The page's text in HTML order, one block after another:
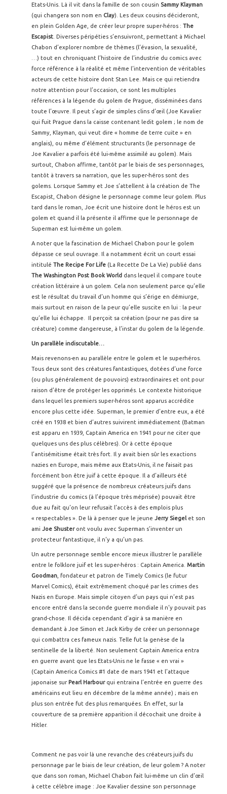
Etats-Unis. Là il vit dans la famille de son cousin Sammy Klayman
(qui changera son nom en Clay). Les deux cousins décideront,
en plein Golden Age, de créer leur propre super-héros : The
Escapist . Diverses péripéties s’ensuivront, permettant à Michael
Chabon d’explorer nombre de thèmes (l’évasion, la sexualité,
…) tout en chroniquant l’histoire de l’industrie du comics avec
force référence à la réalité et même l’intervention de véritables
acteurs de cette histoire dont Stan Lee. Mais ce qui retiendra
notre attention pour l’occasion, ce sont les multiples
références à la légende du golem de Prague, disséminées dans
toute l’œuvre. Il peut s’agir de simples clins d’œil (Joe Kavalier
qui fuit Prague dans la caisse contenant ledit golem ; le nom de
Sammy, Klayman, qui veut dire « homme de terre cuite » en
anglais), ou même d’élément structurants (le personnage de
Joe Kavalier a parfois été lui-même assimilé au golem). Mais
surtout, Chabon affirme, tantôt par le biais de ses personnages,
tantôt à travers sa narration, que les super-héros sont des
golems. Lorsque Sammy et Joe s’attellent à la création de The
Escapist, Chabon désigne le personnage comme leur golem. Plus
tard dans le roman, Joe écrit une histoire dont le héros est un
golem et quand il la présente il affirme que le personnage de
Superman est lui-même un golem.
A noter que la fascination de Michael Chabon pour le golem
dépasse ce seul ouvrage. Il a notamment écrit un court essai
intitulé The Recipe For Life (La Recette De La Vie) publié dans
The Washington Post Book World dans lequel il compare toute
création littéraire à un golem. Cela non seulement parce qu’elle
est le résultat du travail d’un homme qui s’érige en démiurge,
mais surtout en raison de la peur qu’elle suscite en lui : la peur
qu’elle lui échappe. Il perçoit sa création (pour ne pas dire sa
créature) comme dangereuse, à l’instar du golem de la légende.
Un parallèle indiscutable…
Mais revenons-en au parallèle entre le golem et le superhéros.
Tous deux sont des créatures fantastiques, dotées d’une force
(ou plus généralement de pouvoirs) extraordinaires et ont pour
raison d’être de protéger les opprimés. Le contexte historique
dans lequel les premiers super-héros sont apparus accrédite
encore plus cette idée. Superman, le premier d’entre eux, a été
créé en 1938 et bien d’autres suivirent immédiatement (Batman
est apparu en 1939, Captain America en 1941 pour ne citer que
quelques uns des plus célèbres). Or à cette époque
l’antisémitisme était très fort. Il y avait bien sûr les exactions
nazies en Europe, mais même aux Etats-Unis, il ne faisait pas
forcément bon être juif à cette époque. Il a d’ailleurs été
suggéré que la présence de nombreux créateurs juifs dans
l’industrie du comics (à l’époque très méprisée) pouvait être
due au fait qu’on leur refusait l’accès à des emplois plus
« respectables ». De là à penser que le jeune Jerry Siegel et son
ami Joe Shusteront voulu avec Superman s’inventer un
protecteur fantastique, il n’y a qu’un pas.
Un autre personnage semble encore mieux illustrer le parallèle
entre le folklore juif et les super-héros : Captain America. Martin
Goodman , fondateur et patron de Timely Comics (le futur
Marvel Comics), était extrêmement choqué par les crimes des
Nazis en Europe. Mais simple citoyen d’un pays qui n’est pas
encore entré dans la seconde guerre mondiale il n’y pouvait pas
grand-chose. Il décida cependant d’agir à sa manière en
demandant à Joe Simon et Jack Kirby de créer un personnage
qui combattra ces fameux nazis. Telle fut la genèse de la
sentinelle de la liberté. Non seulement Captain America entra
en guerre avant que les Etats-Unis ne le fasse « en vrai »
(Captain America Comics #1 date de mars 1941 et l’attaque
japonaise sur Pearl Harbour qui entraina l’entrée en guerre des
américains eut lieu en décembre de la même année) ; mais en
plus son entrée fut des plus remarquées. En effet, sur la
couverture de sa première apparition il décochait une droite à
Hitler.
Comment ne pas voir là une revanche des créateurs juifs du
personnage par le biais de leur création, de leur golem ? A noter
que dans son roman, Michael Chabon fait lui-même un clin d’œil
à cette célèbre image : Joe Kavalier dessine son personnage